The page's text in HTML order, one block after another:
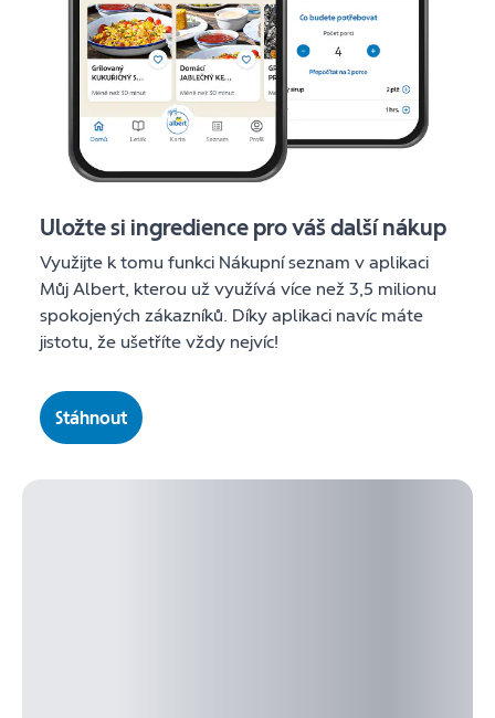
Uložte si ingredience pro váš další nákup
Využijte k tomu funkci Nákupní seznam v aplikaci
Můj Albert, kterou už využívá více než 3,5 milionu
spokojených zákazníků. Díky aplikaci navíc máte
jistotu, že ušetříte vždy nejvíc!
Stáhnout